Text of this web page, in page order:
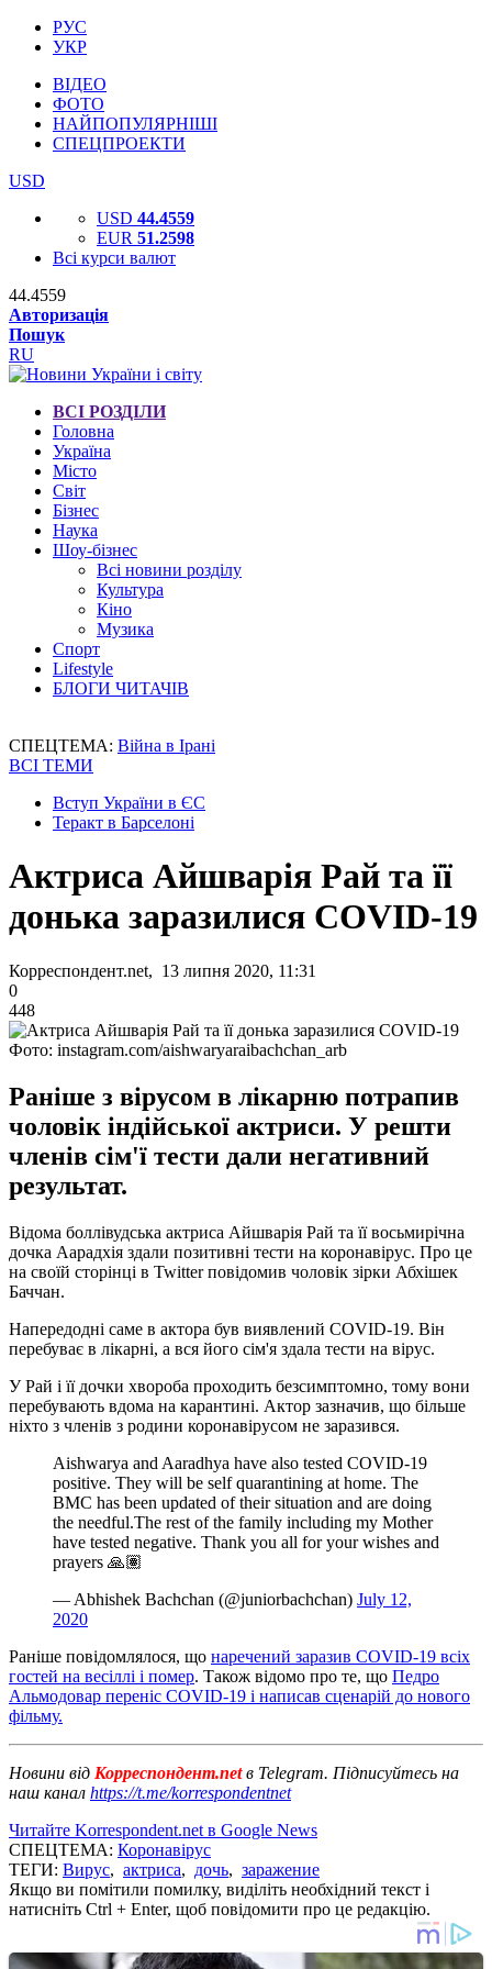
РУС
УКР
ВІДЕО
ФОТО
НАЙПОПУЛЯРНІШІ
СПЕЦПРОЕКТИ
USD
USD 44.4559
EUR 51.2598
Всі курси валют
44.4559
Авторизація
Пошук
RU
ВСІ РОЗДІЛИ
Головна
Україна
Місто
Світ
Бізнес
Наука
Шоу-бізнес
Всі новини розділу
Культура
Кіно
Музика
Спорт
Lifestyle
БЛОГИ ЧИТАЧІВ
СПЕЦТЕМА: Війна в Ірані
ВСІ ТЕМИ
Вступ України в ЄС
Теракт в Барселоні
Актриса Айшварія Рай та її
донька заразилися COVID-19
Корреспондент.net, 13 липня 2020, 11:31
0
448
Фото: instagram.com/aishwaryaraibachchan_arb
Раніше з вірусом в лікарню потрапив
чоловік індійської актриси. У решти
членів сім'ї тести дали негативний
результат.
Відома боллівудська актриса Айшварія Рай та її восьмирічна
дочка Аарадхія здали позитивні тести на коронавірус. Про це
на своїй сторінці в Twitter повідомив чоловік зірки Абхішек
Баччан.
Напередодні саме в актора був виявлений COVID-19. Він
перебуває в лікарні, а вся його сім'я здала тести на вірус.
У Рай і її дочки хвороба проходить безсимптомно, тому вони
перебувають вдома на карантині. Актор зазначив, що більше
ніхто з членів з родини коронавірусом не заразився.
Aishwarya and Aaradhya have also tested COVID-19
positive. They will be self quarantining at home. The
BMC has been updated of their situation and are doing
the needful.The rest of the family including my Mother
have tested negative. Thank you all for your wishes and
prayers 🙏🏽
— Abhishek Bachchan (@juniorbachchan) July 12,
2020
Раніше повідомлялося, що наречений заразив COVID-19 всіх
гостей на весіллі і помер. Також відомо про те, що Педро
Альмодовар переніс COVID-19 і написав сценарій до нового
фільму.
Новини від Корреспондент.netв Telegram. Підписуйтесь на
наш канал https://t.me/korrespondentnet
Читайте Korrespondent.net в Google News
СПЕЦТЕМА: Коронавірус
ТЕГИ: Вирус, актриса, дочь, заражение
Якщо ви помітили помилку, виділіть необхідний текст і
натисніть Ctrl + Enter, щоб повідомити про це редакцію.